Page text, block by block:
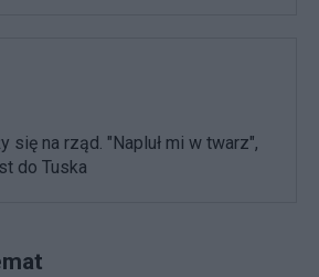
się na rząd. "Napluł mi w twarz",
do Tuska